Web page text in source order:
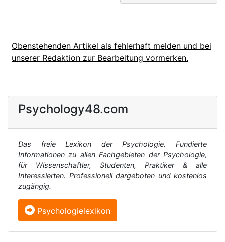
Obenstehenden Artikel als fehlerhaft melden und bei
unserer Redaktion zur Bearbeitung vormerken.
Psychology48.com
Das freie Lexikon der Psychologie. Fundierte
Informationen zu allen Fachgebieten der Psychologie,
für Wissenschaftler, Studenten, Praktiker & alle
Interessierten. Professionell dargeboten und kostenlos
zugängig.
Psychologielexikon